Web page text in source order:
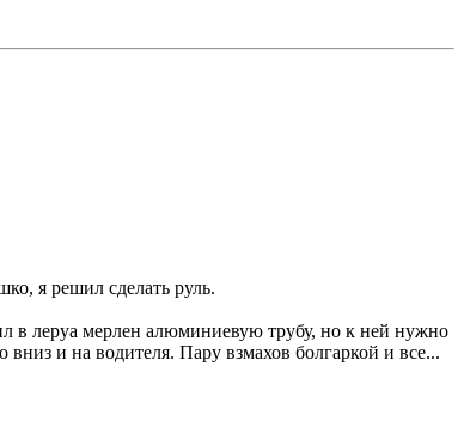
я решил сделать руль.
в леруа мерлен алюминиевую трубу, но к ней нужно
и на водителя. Пару взмахов болгаркой и все...